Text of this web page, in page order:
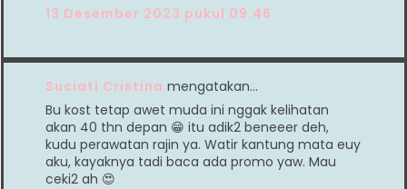
13 Desember 2023 pukul 09.46
Suciati Cristina mengatakan…
Bu kost tetap awet muda ini nggak kelihatan
akan 40 thn depan 😁 itu adik2 beneeer deh,
kudu perawatan rajin ya. Watir kantung mata euy
aku, kayaknya tadi baca ada promo yaw. Mau
ceki2 ah 😍